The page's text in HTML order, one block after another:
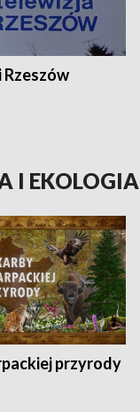
Rzeszów
I EKOLOGIA
przyrody